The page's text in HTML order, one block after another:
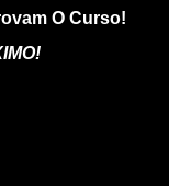
O Curso!